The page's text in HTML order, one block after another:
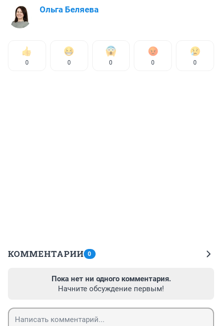
Ольга Беляева
0 0 0 0 0
КОММЕНТАРИИ 0
Пока нет ни одного комментария.
Начните обсуждение первым!